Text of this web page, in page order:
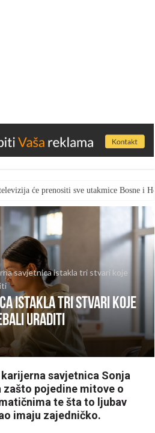
će prenositi sve utakmice Bosne i
savjetnica istakla tri stvari koje
istakla tri stvari koje
uraditi
savjetnica Sonja
zašto pojedine mitove o
te šta to ljubav
imaju zajedničko.